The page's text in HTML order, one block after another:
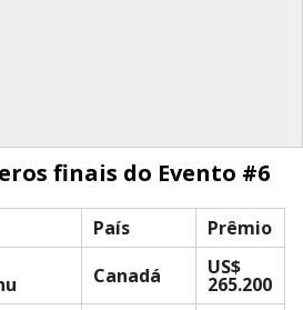
finais do Evento #6
País
Prêmio
Canadá US$
265.200